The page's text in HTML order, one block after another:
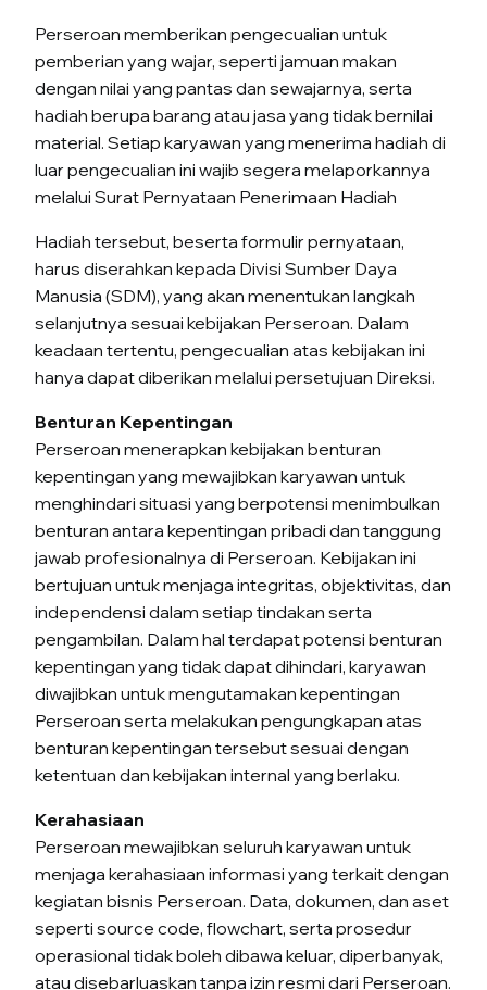
Perseroan memberikan pengecualian untuk
pemberian yang wajar, seperti jamuan makan
dengan nilai yang pantas dan sewajarnya, serta
hadiah berupa barang atau jasa yang tidak bernilai
material. Setiap karyawan yang menerima hadiah di
luar pengecualian ini wajib segera melaporkannya
melalui Surat Pernyataan Penerimaan Hadiah
Hadiah tersebut, beserta formulir pernyataan,
harus diserahkan kepada Divisi Sumber Daya
Manusia (SDM), yang akan menentukan langkah
selanjutnya sesuai kebijakan Perseroan. Dalam
keadaan tertentu, pengecualian atas kebijakan ini
hanya dapat diberikan melalui persetujuan Direksi.
Benturan Kepentingan
Perseroan menerapkan kebijakan benturan
kepentingan yang mewajibkan karyawan untuk
menghindari situasi yang berpotensi menimbulkan
benturan antara kepentingan pribadi dan tanggung
jawab profesionalnya di Perseroan. Kebijakan ini
bertujuan untuk menjaga integritas, objektivitas, dan
independensi dalam setiap tindakan serta
pengambilan. Dalam hal terdapat potensi benturan
kepentingan yang tidak dapat dihindari, karyawan
diwajibkan untuk mengutamakan kepentingan
Perseroan serta melakukan pengungkapan atas
benturan kepentingan tersebut sesuai dengan
ketentuan dan kebijakan internal yang berlaku.
Kerahasiaan
Perseroan mewajibkan seluruh karyawan untuk
menjaga kerahasiaan informasi yang terkait dengan
kegiatan bisnis Perseroan. Data, dokumen, dan aset
seperti source code, flowchart, serta prosedur
operasional tidak boleh dibawa keluar, diperbanyak,
atau disebarluaskan tanpa izin resmi dari Perseroan.